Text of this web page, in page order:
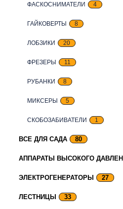
ФАСКОСНИМАТЕЛИ 4
ГАЙКОВЕРТЫ 8
ЛОБЗИКИ 20
ФРЕЗЕРЫ 11
РУБАНКИ 8
МИКСЕРЫ 5
СКОБОЗАБИВАТЕЛИ 1
ВСЕ ДЛЯ САДА 80
АППАРАТЫ ВЫСОКОГО
ЭЛЕКТРОГЕНЕРАТОРЫ 27
ЛЕСТНИЦЫ 33